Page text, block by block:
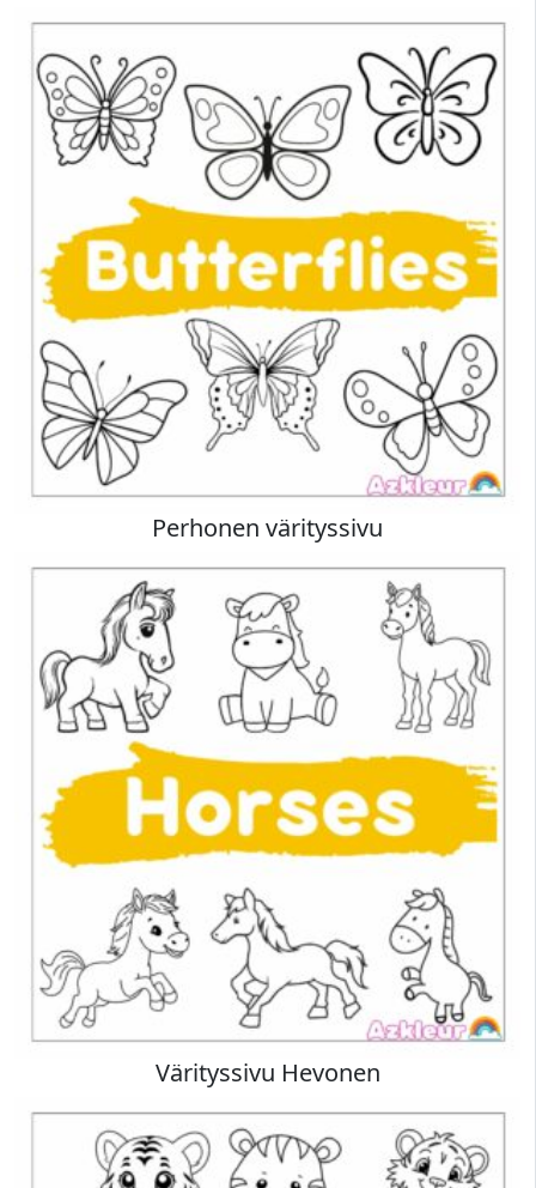
Perhonen värityssivu
Värityssivu Hevonen